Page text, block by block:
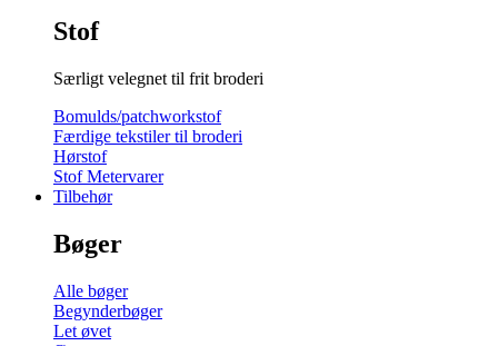
Stof
Særligt velegnet til frit broderi
Bomulds/patchworkstof
Færdige tekstiler til broderi
Hørstof
Stof Metervarer
Tilbehør
Bøger
Alle bøger
Begynderbøger
Let øvet